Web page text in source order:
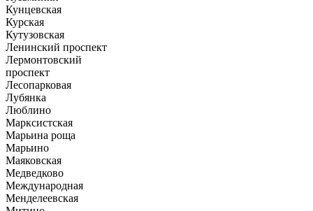
Кунцевская
Курская
Кутузовская
Ленинский проспект
Лермонтовский
проспект
Лесопарковая
Лубянка
Люблино
Марксистская
Марьина роща
Марьино
Маяковская
Медведково
Международная
Менделеевская